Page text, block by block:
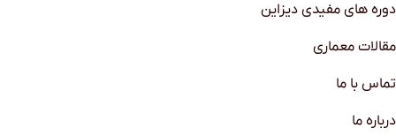
دوره های مفیدی دیزاین
مقالات معماری
تماس با ما
درباره ما